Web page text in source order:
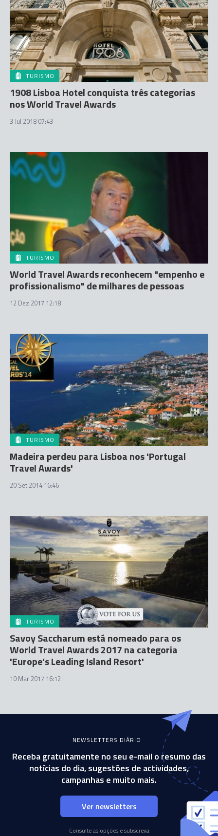
TURISMO
1908 Lisboa Hotel conquista três categorias
nos World Travel Awards
3 Jul 2018 07:43
TURISMO
World Travel Awards reconhecem "empenho e
profissionalismo" de milhares de pessoas
12 Dez 2017 12:18
TURISMO
Madeira perdeu para Lisboa nos 'Portugal
Travel Awards'
20 Set 2014 16:46
TURISMO
Savoy Saccharum está nomeado para os
World Travel Awards 2017 na categoria
'Europe’s Leading Island Resort'
10 Mar 2017 16:12
NEWSLETTERS DIÁRIO
Receba gratuitamente no seu e-mail o resumo das
notícias do dia, sugestões de actividades,
campanhas e muito mais.
Ver newsletters
Consulte as opções e subscreva